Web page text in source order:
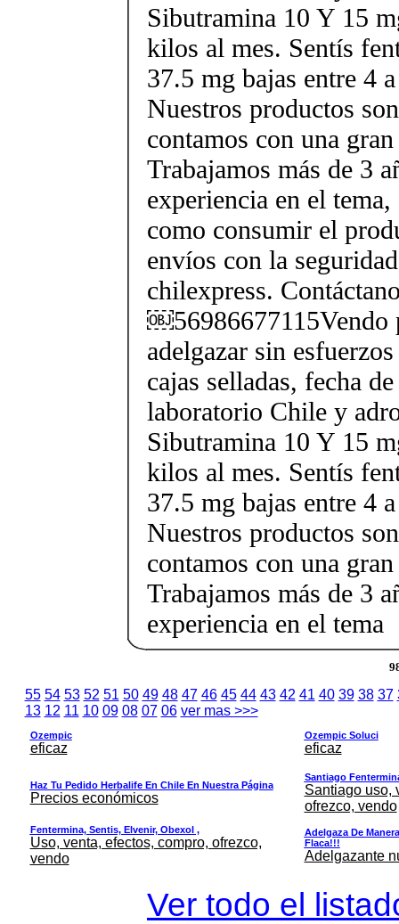
Sibutramina 10 Y 15
kilos al mes. Sentís
37.5 mg bajas entre 4
Nuestros productos
contamos con una
Trabajamos más de 3
experiencia en el
como consumir el
envíos con la
chilexpress.
￼56986677115Vendo
adelgazar sin
cajas selladas, fecha
laboratorio Chile y
Sibutramina 10 Y 15
kilos al mes. Sentís
37.5 mg bajas entre 4
Nuestros productos
contamos con una
Trabajamos más de 3
experiencia en el tema
55 54 53 52 51 50 49 48 47 46 45 44 43 42 41 40 39 38 37
13 12 11 10 09 08 07 06 ver mas >>>
Ozempic
eficaz
Ozempic Soluci
eficaz
Haz Tu Pedido Herbalife En Chile En Nuestra Página
Precios económicos
Santiago
Santiago uso,
ofrezco, vendo
Fentermina, Sentis, Elvenir, Obexol ,
Uso, venta, efectos, compro, ofrezco,
vendo
Adelgaza De
Flaca!!!
Adelgazante
Ver todo el